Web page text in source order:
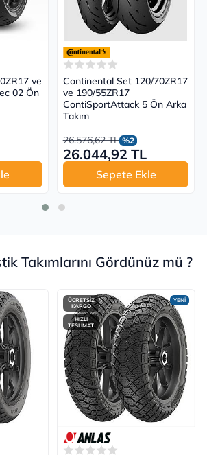
ve
02 Ön
Continental Set 120/70ZR17
ve 190/55ZR17
ContiSportAttack 5 Ön Arka
Takım
26.576,62 TL %2
26.044,92 TL
Sepete Ekle
Takımlarını Gördünüz mü ?
YENİ
ÜCRETSİZ
KARGO
HIZLI
TESLİMAT